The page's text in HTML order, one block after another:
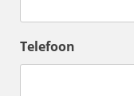
Telefoon